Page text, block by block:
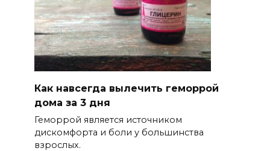
Как навсегда вылечить геморрой
дома за 3 дня
Геморрой является источником
дискомфорта и боли у большинства
взрослых.